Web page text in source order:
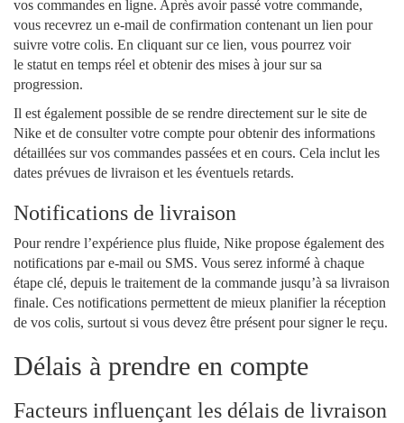
vos commandes en ligne. Après avoir passé votre commande,
vous recevrez un e-mail de confirmation contenant un lien pour
suivre votre colis. En cliquant sur ce lien, vous pourrez voir
le statut en temps réel et obtenir des mises à jour sur sa
progression.
Il est également possible de se rendre directement sur le site de
Nike et de consulter votre compte pour obtenir des informations
détaillées sur vos commandes passées et en cours. Cela inclut les
dates prévues de livraison et les éventuels retards.
Notifications de livraison
Pour rendre l’expérience plus fluide, Nike propose également des
notifications par e-mail ou SMS. Vous serez informé à chaque
étape clé, depuis le traitement de la commande jusqu’à sa livraison
finale. Ces notifications permettent de mieux planifier la réception
de vos colis, surtout si vous devez être présent pour signer le reçu.
Délais à prendre en compte
Facteurs influençant les délais de livraison